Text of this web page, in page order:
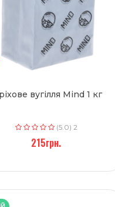
вугілля Mind 1 кг
(5.0) 2
215грн.